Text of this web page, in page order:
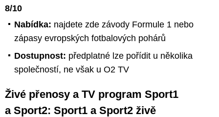
8/10
Nabídka: najdete zde závody Formule 1 nebo
zápasy evropských fotbalových pohárů
Dostupnost: předplatné lze pořídit u několika
společností, ne však u O2 TV
Živé přenosy a TV program Sport1
a Sport2: Sport1 a Sport2 živě